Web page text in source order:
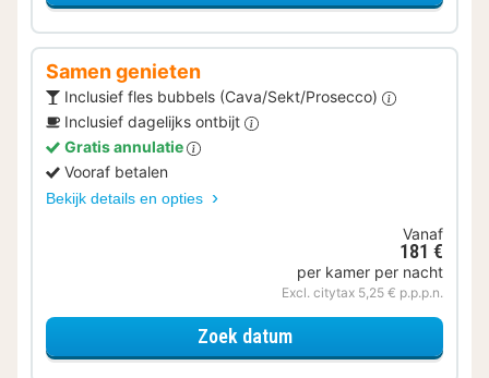
Samen genieten
Inclusief fles bubbels (Cava/Sekt/Prosecco)
Inclusief dagelijks ontbijt
Gratis annulatie
Vooraf betalen
Bekijk details en opties
Vanaf
181 €
per kamer per nacht
Excl. citytax 5,25 € p.p.p.n.
Zoek datumvoor Samen genieten